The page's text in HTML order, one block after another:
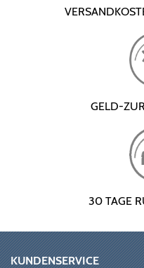
GELD-
30 TAGE
KUNDENSERVICE